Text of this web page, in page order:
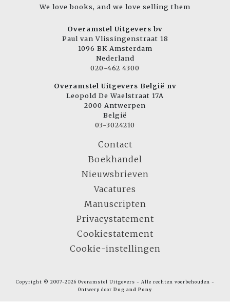
We love books, and we love selling them
Overamstel Uitgevers bv
Paul van Vlissingenstraat 18
1096 BK Amsterdam
Nederland
020-462 4300
Overamstel Uitgevers België nv
Leopold De Waelstraat 17A
2000 Antwerpen
België
03-3024210
Contact
Boekhandel
Nieuwsbrieven
Vacatures
Manuscripten
Privacystatement
Cookiestatement
Cookie-instellingen
Copyright © 2007-2026 Overamstel Uitgevers - Alle rechten voorbehouden -
Ontwerp door Dog and Pony